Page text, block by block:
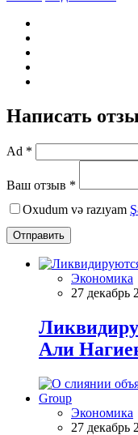
Написать
Ad *
Ваш отзыв *
Oxudum və razıyam
Отправить
Экономика
27 декабрь
Али
Экономика
27 декабрь